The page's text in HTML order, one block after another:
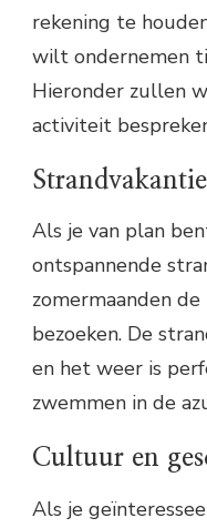
rekening te
wilt ondernemen
Hieronder zullen
activiteit
Strandvakantie
Als je van plan
ontspannende
zomermaanden
bezoeken. De
en het weer is
zwemmen in de
Cultuur en
Als je